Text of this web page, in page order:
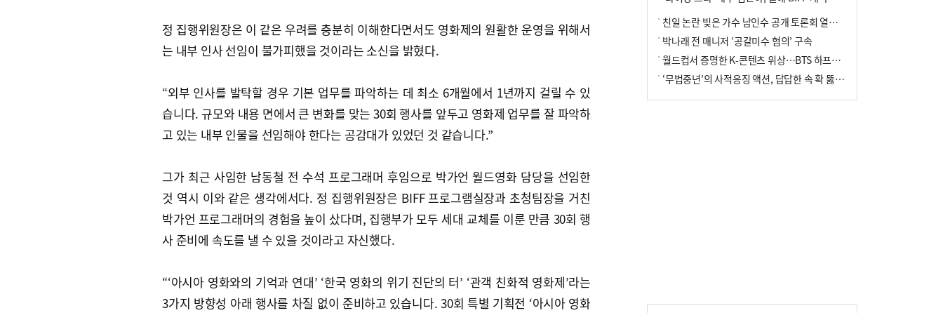
정 집행위원장은 이 같은 우려를 충분히 이해한다면서도 영화제의 원활한 운영을 위해서
는 내부 인사 선임이 불가피했을 것이라는 소신을 밝혔다.
“외부 인사를 발탁할 경우 기본 업무를 파악하는 데 최소 6개월에서 1년까지 걸릴 수 있
습니다. 규모와 내용 면에서 큰 변화를 맞는 30회 행사를 앞두고 영화제 업무를 잘 파악하
고 있는 내부 인물을 선임해야 한다는 공감대가 있었던 것 같습니다.”
그가 최근 사임한 남동철 전 수석 프로그래머 후임으로 박가언 월드영화 담당을 선임한
것 역시 이와 같은 생각에서다. 정 집행위원장은 BIFF 프로그램실장과 초청팀장을 거친
박가언 프로그래머의 경험을 높이 샀다며, 집행부가 모두 세대 교체를 이룬 만큼 30회 행
사 준비에 속도를 낼 수 있을 것이라고 자신했다.
“‘아시아 영화와의 기억과 연대’ ‘한국 영화의 위기 진단의 터’ ‘관객 친화적 영화제’라는
3가지 방향성 아래 행사를 차질 없이 준비하고 있습니다. 30회 특별 기획전 ‘아시아 영화
친일 논란 빚은 가수 남인수 공개 토론회 열린다.
박나래 전 매니저 ‘공갈미수 혐의’ 구속
월드컵서 증명한 K-콘텐츠 위상…BTS 하프타임쇼·정호연 트로피 세리머니
‘무법중년’의 사적응징 액션, 답답한 속 확 뚫어주네